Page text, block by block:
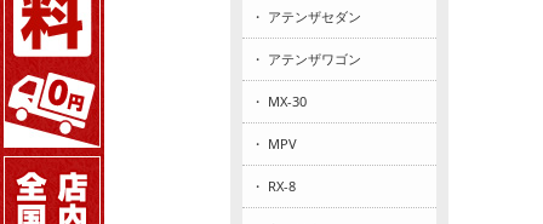
・ アテンザセダン
・ アテンザワゴン
・ MX-30
・ MPV
・ RX-8